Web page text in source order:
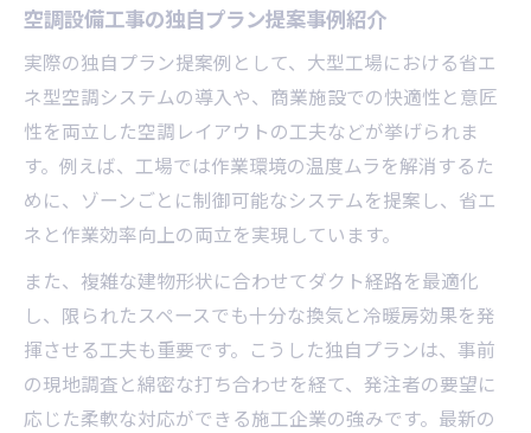
空調設備工事の独自プラン提案事例紹介
実際の独自プラン提案例として、大型工場における省エ
ネ型空調システムの導入や、商業施設での快適性と意匠
性を両立した空調レイアウトの工夫などが挙げられま
す。例えば、工場では作業環境の温度ムラを解消するた
めに、ゾーンごとに制御可能なシステムを提案し、省エ
ネと作業効率向上の両立を実現しています。
また、複雑な建物形状に合わせてダクト経路を最適化
し、限られたスペースでも十分な換気と冷暖房効果を発
揮させる工夫も重要です。こうした独自プランは、事前
の現地調査と綿密な打ち合わせを経て、発注者の要望に
応じた柔軟な対応ができる施工企業の強みです。最新の